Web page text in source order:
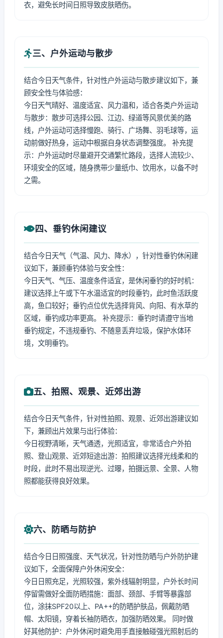
衣，避免长时间日照导致皮肤晒伤。
三、户外运动与散步
结合今日天气条件，针对性户外运动与散步建议如下，兼
顾安全性与体验感：
今日天气晴好、温度适宜、风力温和，适合各类户外运动
与散步：散步可选择公园、江边、绿道等风景优美的路
线，户外运动可选择慢跑、骑行、广场舞、羽毛球等，运
动前做好热身，运动中根据自身状态调整强度。 补充提
示：户外运动时尽量避开交通繁忙路段，选择人流较少、
环境安全的区域，随身携带少量纸巾、饮用水，以备不时
之需。
四、垂钓休闲建议
结合今日天气（气温、风力、降水），针对性垂钓休闲建
议如下，兼顾垂钓体验与安全性：
今日天气、气压、温度条件适宜，是休闲垂钓的好时机：
建议选择上午或下午水温适宜的时段垂钓，此时鱼活跃度
高，鱼口较好；垂钓点位优先选择背风、向阳、有水草的
区域，垂钓成功率更高。 补充提示：垂钓时请遵守当地
垂钓规定，不违规垂钓、不随意丢弃垃圾，保护水体环
境，文明垂钓。
五、拍照、观景、近郊出游
结合今日天气条件，针对性拍照、观景、近郊出游建议如
下，兼顾出片效果与出行体验：
今日视野清晰，天气通透，光照适宜，非常适合户外拍
照、登山观景、近郊短途出游：拍照建议选择光线柔和的
时段，此时不易出现逆光、过曝，拍摄远景、全景、人物
照都能获得良好效果。
六、防晒与防护
结合今日日照强度、天气状况，针对性防晒与户外防护建
议如下，全面保障户外休闲安全：
今日日照充足，光照较强，紫外线辐射明显，户外长时间
停留需做好全面防晒措施：面部、颈部、手臂等暴露部
位，涂抹SPF20以上、PA++的防晒护肤品，佩戴防晒
帽、太阳镜，穿着长袖防晒衣，加强防晒效果。 同时做
好其他防护：户外休闲时避免用手直接触碰强光照射后的